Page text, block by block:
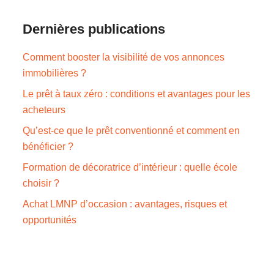
Dernières publications
Comment booster la visibilité de vos annonces
immobilières ?
Le prêt à taux zéro : conditions et avantages pour les
acheteurs
Qu’est-ce que le prêt conventionné et comment en
bénéficier ?
Formation de décoratrice d’intérieur : quelle école
choisir ?
Achat LMNP d’occasion : avantages, risques et
opportunités